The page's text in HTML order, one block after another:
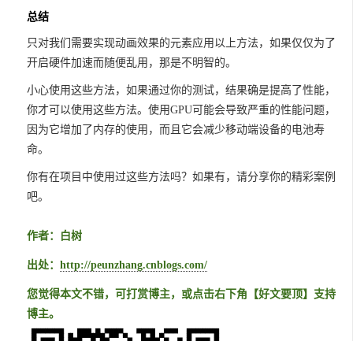
总结
只对我们需要实现动画效果的元素应用以上方法，如果仅仅为了
开启硬件加速而随便乱用，那是不明智的。
小心使用这些方法，如果通过你的测试，结果确是提高了性能，
你才可以使用这些方法。使用GPU可能会导致严重的性能问题，
因为它增加了内存的使用，而且它会减少移动端设备的电池寿
命。
你有在项目中使用过这些方法吗？如果有，请分享你的精彩案例
吧。
作者：白树
出处： http://peunzhang.cnblogs.com/
您觉得本文不错，可打赏博主，或点击右下角【好文要顶】支持
博主。